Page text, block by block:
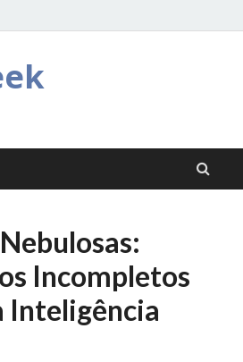
Incompletos
Inteligência